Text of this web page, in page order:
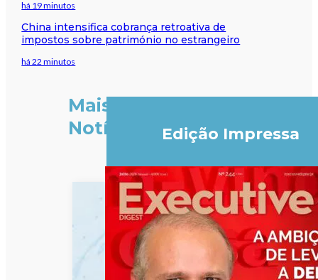
há 19 minutos
China intensifica cobrança retroativa de
impostos sobre património no estrangeiro
há 22 minutos
Mais
Notícias
Edição Impressa